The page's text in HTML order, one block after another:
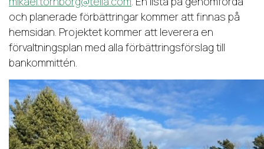
och planerade förbättringar kommer att finnas på
hemsidan. Projektet kommer att leverera en
förvaltningsplan med alla förbättringsförslag till
bankommittén.